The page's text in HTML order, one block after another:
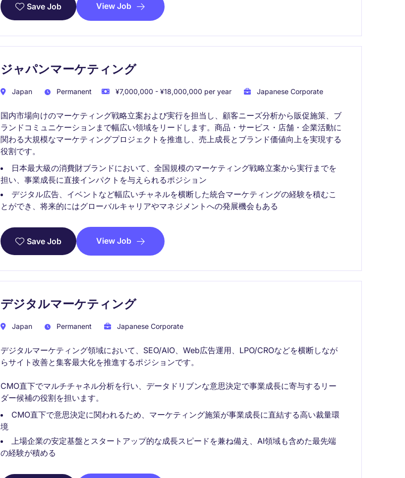
Save Job View Job
ジャパンマーケティング
Japan Permanent ¥7,000,000 - ¥18,000,000 per year Japanese Corporate
国内市場向けのマーケティング戦略立案および実行を担当し、顧客ニーズ分析から販促施策、ブ
ランドコミュニケーションまで幅広い領域をリードします。商品・サービス・店舗・企業活動に
関わる大規模なマーケティングプロジェクトを推進し、売上成長とブランド価値向上を実現する
役割です。
日本最大級の消費財ブランドにおいて、全国規模のマーケティング戦略立案から実行までを
担い、事業成長に直接インパクトを与えられるポジション
デジタル広告、イベントなど幅広いチャネルを横断した統合マーケティングの経験を積むこ
とができ、将来的にはグローバルキャリアやマネジメントへの発展機会もある
Save Job View Job
デジタルマーケティング
Japan Permanent Japanese Corporate
デジタルマーケティング領域において、SEO/AIO、Web広告運用、LPO/CROなどを横断しなが
らサイト改善と集客最大化を推進するポジションです。
CMO直下でマルチチャネル分析を行い、データドリブンな意思決定で事業成長に寄与するリー
ダー候補の役割を担います。
CMO直下で意思決定に関われるため、マーケティング施策が事業成長に直結する高い裁量環
境
上場企業の安定基盤とスタートアップ的な成長スピードを兼ね備え、AI領域も含めた最先端
の経験が積める